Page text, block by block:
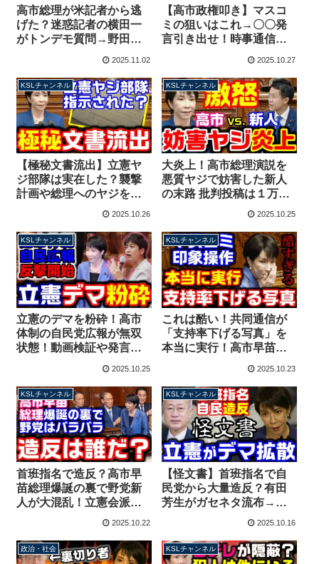
高市総理が米記者から逃
げた？迷惑記者の横田一
がトンデモ質問→野田代
う下がれ」撃沈する
【KSLチャンネル】
2025.11.02
【高市政権叩き】マスコ
ミの狙いはこれ→〇〇発
言引き出せ！時事通信は
直り！NHKもBS朝日も酷
い【KSLチャンネル】
2025.10.27
KSLチャンネル
【極秘文書流出】立憲ヤ
ジ部隊は実在した？襲撃
計画や総理へのヤジを指
示した過去！高市総理演
【KSLチャンネル】
2025.10.26
KSLチャンネル
大炎上！高市総理演説を
悪質ヤジで妨害した新人
の末路 批判投稿は１万件
超、削除逃亡を図るも再
2025.10.25
KSLチャンネル
立憲のデマを粉砕！高市
体制の自民党広報が無双
状態！動画検証や発言文
【KSLチャンネル】
2025.10.25
KSLチャンネル
これは酷い！共同通信が
「支持率下げる写真」を
本当に実行！高市早苗総
り【KSLチャンネル】
2025.10.23
KSLチャンネル
首班指名で造反？高市早
苗総理爆誕の裏で野党新
人が大混乱！立憲会派も
日本保守党も代表に投票
2025.10.22
KSLチャンネル
【怪文書】首班指名で自
民党から大量造反？有田
芳生がガセネタ流布→名
指しされた議員は否定、
ない説【KSLチャンネ
ル】
2025.10.16
政治・社会 KSLチャンネル